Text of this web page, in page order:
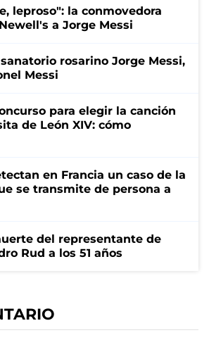
leproso": la conmovedora
a Jorge Messi
rosarino Jorge Messi,
Messi
para elegir la canción
de León XIV: cómo
en Francia un caso de la
se transmite de persona a
del representante de
Rud a los 51 años